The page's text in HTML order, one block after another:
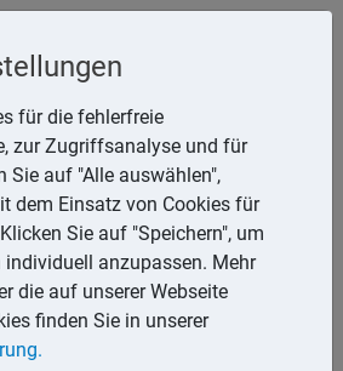
Lexika
Suchen
Einkommensteuer
für die persönliche
von Unternehmen
zum Zweck der Kundenbindung
für die fehlerfreie
zur Zugriffsanalyse und für
Sie auf "Alle auswählen",
dem Einsatz von Cookies für
Sie auf "Speichern", um
individuell anzupassen. Mehr
die auf unserer Webseite
finden Sie in unserer